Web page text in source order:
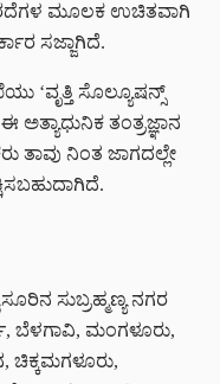
ಮೂಲಕ ಉಚಿತವಾಗಿ
ಸಜ್ಜಾಗಿದೆ.
‘ವೃತ್ತಿ ಸೊಲ್ಯೂಷನ್ಸ್
ತಂತ್ರಜ್ಞಾನ
ತಾವು ನಿಂತ ಜಾಗದಲ್ಲೇ
ಸುಬ್ರಹ್ಮಣ್ಯ ನಗರ
ಬೆಳಗಾವಿ, ಮಂಗಳೂರು,
ಚಿಕ್ಕಮಗಳೂರು,